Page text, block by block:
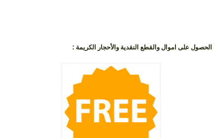
الحصول على اموال والقطع النقدية والأحجار الكريمة :